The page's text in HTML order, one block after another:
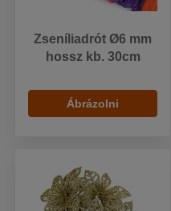
Zseníliadrót Ø6 mm
hossz kb. 30cm
Ábrázolni